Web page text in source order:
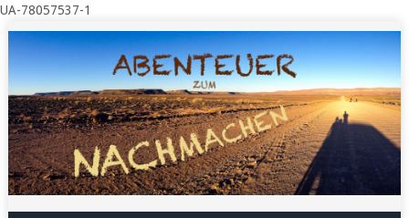
UA-78057537-1